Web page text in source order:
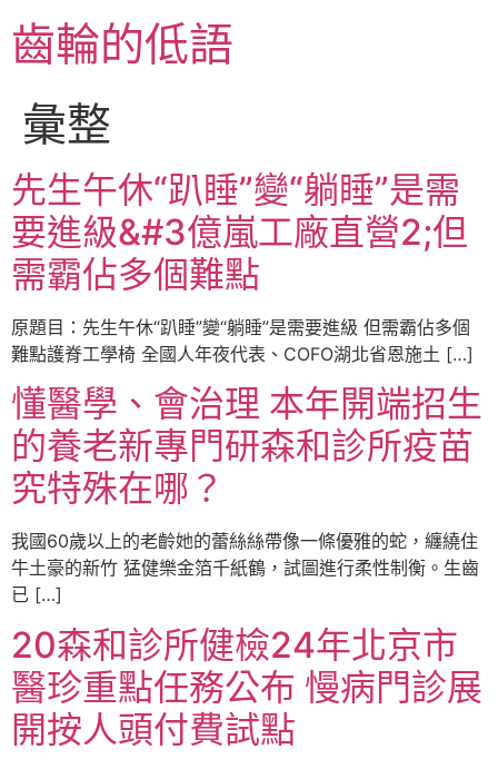
至
主齒輪的低語
彙整
先生午休“趴睡”變“躺睡”是需
要進級&#3億嵐工廠直營2;但
需霸佔多個難點
原題目：先生午休“趴睡”變“躺睡”是需要進級 但需霸佔多個
難點護脊工學椅 全國人年夜代表、COFO湖北省恩施土 […]
懂醫學、會治理 本年開端招生
的養老新專門研森和診所疫苗
究特殊在哪？
我國60歲以上的老齡她的蕾絲絲帶像一條優雅的蛇，纏繞住
牛土豪的新竹 猛健樂金箔千紙鶴，試圖進行柔性制衡。生齒
已 […]
20森和診所健檢24年北京市
醫珍重點任務公布 慢病門診展
開按人頭付費試點